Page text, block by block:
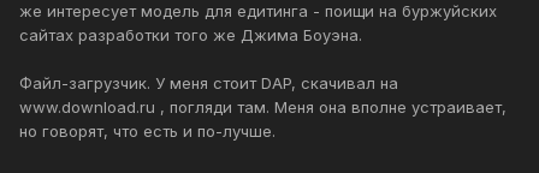
же интересует модель для едитинга - поищи на буржуйских
сайтах разработки того же Джима Боуэна.
Файл-загрузчик. У меня стоит DAP, скачивал на
www.download.ru , погляди там. Меня она вполне устраивает,
но говорят, что есть и по-лучше.